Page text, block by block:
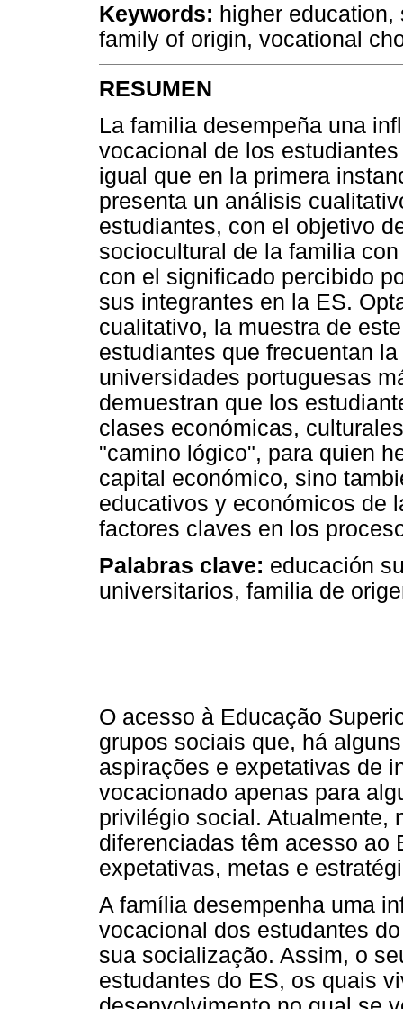
Keywords: higher
family of origin, vocational
RESUMEN
La familia desempeña una
vocacional de los
igual que en la primera
presenta un análisis
estudiantes, con el objetivo
sociocultural de la familia
con el significado percibido
sus integrantes en la ES.
cualitativo, la muestra de
estudiantes que frecuentan
universidades portuguesas
demuestran que los
clases económicas,
"camino lógico", para quien
capital económico, sino
educativos y económicos de
factores claves en los
Palabras clave: educación
universitarios, familia de
O acesso à Educação
grupos sociais que, há
aspirações e expetativas de
vocacionado apenas para
privilégio social. Atualmente,
diferenciadas têm acesso ao
expetativas, metas e
A família desempenha uma
vocacional dos estudantes
sua socialização. Assim, o
estudantes do ES, os quais